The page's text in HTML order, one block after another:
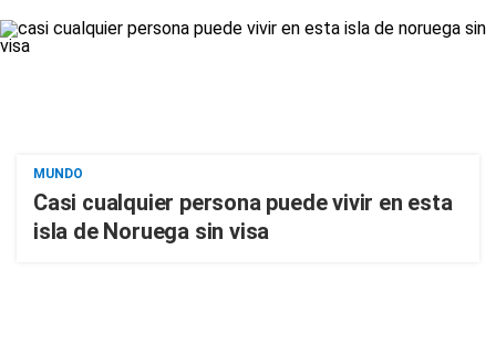
MUNDO
Casi cualquier persona puede vivir en esta
isla de Noruega sin visa